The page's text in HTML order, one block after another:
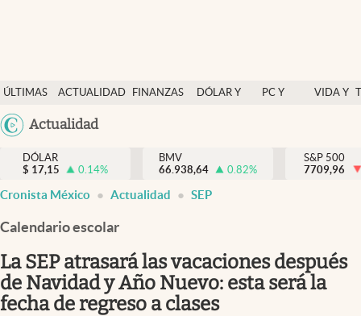
ÚLTIMAS
NOTICIAS
ACTUALIDAD
FINANZAS
DÓLAR Y
PC Y
VIDA Y
México
Actualidad
Actualidad
Finanzas y economía
Dólar y mercados
Pc y celular
Vida y estilo
DÓLAR
$ 17,15 0.14%
BMV
66.938,64
0.82%
S&P 500
7709,96
Cronista México Actualidad SEP
Calendario escolar
La SEP atrasará las vacaciones después
de Navidad y Año Nuevo: esta será la
fecha de regreso a clases